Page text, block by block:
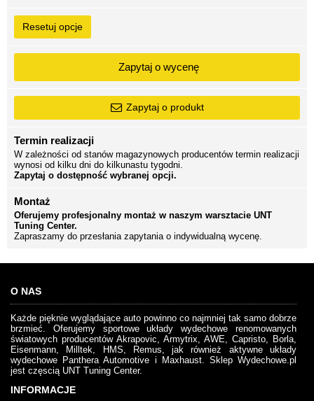
Resetuj opcje
Zapytaj o wycenę
Zapytaj o produkt
Termin realizacji
W zależności od stanów magazynowych producentów termin realizacji
wynosi od kilku dni do kilkunastu tygodni.
Zapytaj o dostępność wybranej opcji.
Montaż
Oferujemy profesjonalny montaż w naszym warsztacie UNT
Tuning Center.
Zapraszamy do przesłania zapytania o indywidualną wycenę.
O NAS
Każde pięknie wyglądające auto powinno co najmniej tak samo dobrze
brzmieć. Oferujemy sportowe układy wydechowe renomowanych
światowych producentów Akrapovic, Armytrix, AWE, Capristo, Borla,
Eisenmann, Milltek, HMS, Remus, jak również aktywne układy
wydechowe Panthera Automotive i Maxhaust. Sklep Wydechowe.pl
jest częscią UNT Tuning Center.
INFORMACJE